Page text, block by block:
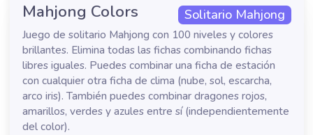
Solitario Mahjong
Mahjong Colors
Juego de solitario Mahjong con 100 niveles y colores
brillantes. Elimina todas las fichas combinando fichas
libres iguales. Puedes combinar una ficha de estación
con cualquier otra ficha de clima (nube, sol, escarcha,
arco iris). También puedes combinar dragones rojos,
amarillos, verdes y azules entre sí (independientemente
del color).